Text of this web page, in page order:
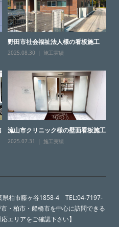
野田市社会福祉法人様の看板施工
2025.08.30 施工実績
流山市クリニック様の壁面看板施工
2025.07.31 施工実績
柏市藤ヶ谷1858-4 TEL:04-7197-
柏市・船橋市を中心に訪問できる
エリアをご確認下さい】